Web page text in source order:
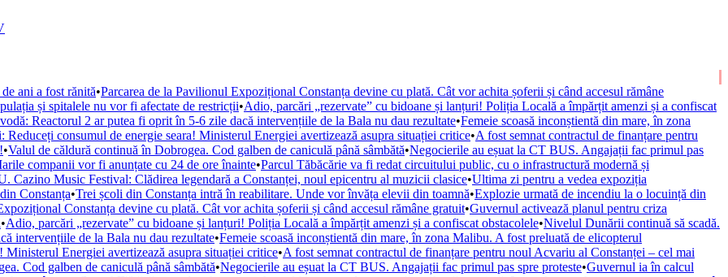
ani a fost rănită•Parcarea de la Pavilionul Expozițional Constanța devine cu plată. Cât vor achita șoferii și când accesul rămâne
și spitalele nu vor fi afectate de restricții•Adio, parcări „rezervate” cu bidoane și lanțuri! Poliția Locală a împărțit amenzi și a confiscat
Reactorul 2 ar putea fi oprit în 5-6 zile dacă intervențiile de la Bala nu dau rezultate•Femeie scoasă inconștientă din mare, în zona
Reduceți consumul de energie seara! Ministerul Energiei avertizează asupra situației critice•A fost semnat contractul de finanțare pentru
•Valul de căldură continuă în Dobrogea. Cod galben de caniculă până sâmbătă•Negocierile au eșuat la CT BUS. Angajații fac primul pas
companii vor fi anunțate cu 24 de ore înainte•Parcul Tăbăcărie va fi redat circuitului public, cu o infrastructură modernă și
Music Festival: Clădirea legendară a Constanței, noul epicentru al muzicii clasice•Ultima zi pentru a vedea expoziția
Constanța•Trei școli din Constanța intră în reabilitare. Unde vor învăța elevii din toamnă•Explozie urmată de incendiu la o locuință din
Constanța devine cu plată. Cât vor achita șoferii și când accesul rămâne gratuit•Guvernul activează planul pentru criza
•Adio, parcări „rezervate” cu bidoane și lanțuri! Poliția Locală a împărțit amenzi și a confiscat obstacolele•Nivelul Dunării continuă să scadă.
intervențiile de la Bala nu dau rezultate•Femeie scoasă inconștientă din mare, în zona Malibu. A fost preluată de elicopterul
Energiei avertizează asupra situației critice•A fost semnat contractul de finanțare pentru noul Acvariu al Constanței – cel mai
Cod galben de caniculă până sâmbătă•Negocierile au eșuat la CT BUS. Angajații fac primul pas spre proteste•Guvernul ia în calcul